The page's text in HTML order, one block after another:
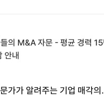
가가 알려주는 기업 매각의